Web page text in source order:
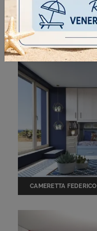
CAMERETTA GIULIA
CAMERETTA FEDERICO